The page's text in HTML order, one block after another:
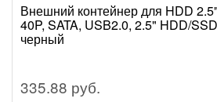
Внешний контейнер для HDD
40P, SATA, USB2.0, 2.5" HDD/
черный
335.88 руб.